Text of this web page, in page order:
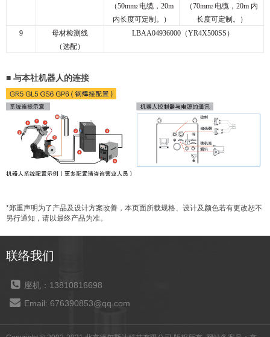
（50mm2 电缆，20m
内长度可定制。）
（70mm2 电缆，20m 内
长度可定制。）
9
母材检测线
（选配）
LBAA04936000（YR4X500SS）
■ 与本社机器人的连接
*郑重声明为了产品及设计方案改善，本页面所载规格、设计及颜色若有更改恕不
另行通知，请以最终产品为准。
联络我们
座机：13810816698
Email: 676390853@qq.com